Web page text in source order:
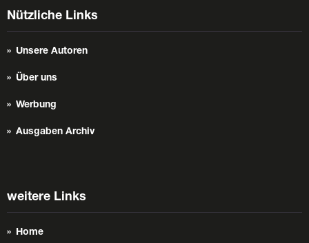
Nützliche Links
Unsere Autoren
Über uns
Werbung
Ausgaben Archiv
weitere Links
Home